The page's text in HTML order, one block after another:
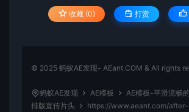
收藏 (0) 打赏
© 2025 蚂蚁AE发现- AEant.COM & All rights
蚂蚁AE发现 AE模板
AE模板-平滑流畅
排版宣传片头
https://www.aeant.com/after-